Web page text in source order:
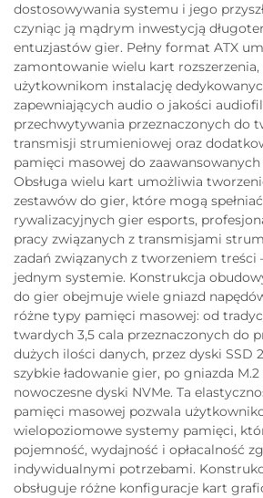
dostosowywania systemu i jego
czyniąc ją mądrym inwestycją
entuzjastów gier. Pełny format ATX
zamontowanie wielu kart
użytkownikom instalację
zapewniających audio o jakości
przechwytywania przeznaczonych do
transmisji strumieniowej oraz
pamięci masowej do
Obsługa wielu kart umożliwia
zestawów do gier, które mogą
rywalizacyjnych gier esports,
pracy związanych z transmisjami
zadań związanych z tworzeniem
jednym systemie. Konstrukcja
do gier obejmuje wiele gniazd
różne typy pamięci masowej: od
twardych 3,5 cala przeznaczonych do
dużych ilości danych, przez dyski SSD
szybkie ładowanie gier, po gniazda
nowoczesne dyski NVMe. Ta
pamięci masowej pozwala
wielopoziomowe systemy pamięci,
pojemność, wydajność i opłacalność
indywidualnymi potrzebami.
obsługuje różne konfiguracje kart